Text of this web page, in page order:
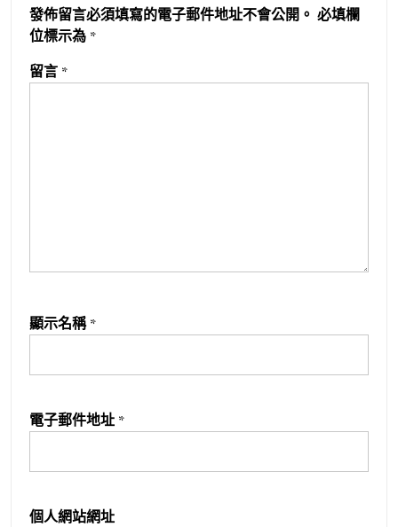
發佈留言必須填寫的電子郵件地址不會公開。 必填欄
位標示為 *
留言 *
顯示名稱 *
電子郵件地址 *
個人網站網址